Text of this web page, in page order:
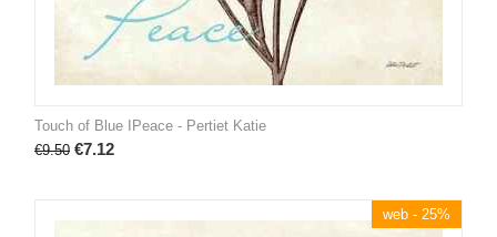
Touch of Blue IPeace - Pertiet Katie
€9.50 €7.12
web - 25%